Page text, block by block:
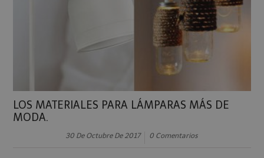
LOS MATERIALES PARA LÁMPARAS MÁS DE
MODA.
30 De Octubre De 2017 0 Comentarios